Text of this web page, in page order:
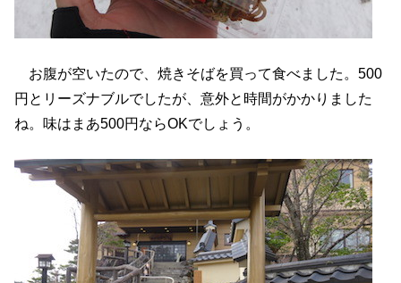
お腹が空いたので、焼きそばを買って食べました。500
円とリーズナブルでしたが、意外と時間がかかりました
ね。味はまあ500円ならOKでしょう。